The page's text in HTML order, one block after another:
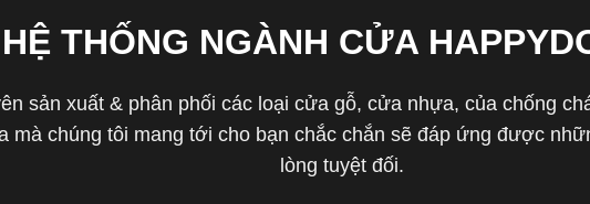
HỆ THỐNG NGÀNH CỬA
sản xuất & phân phối các loại cửa gỗ, cửa nhựa, của chống
chúng tôi mang tới cho bạn chắc chắn sẽ đáp ứng được
lòng tuyệt đối.